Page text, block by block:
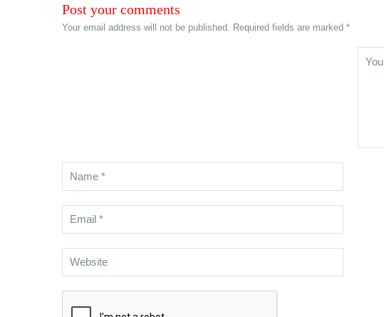
Post your comments
Your email address will not be published. Required fields are marked *